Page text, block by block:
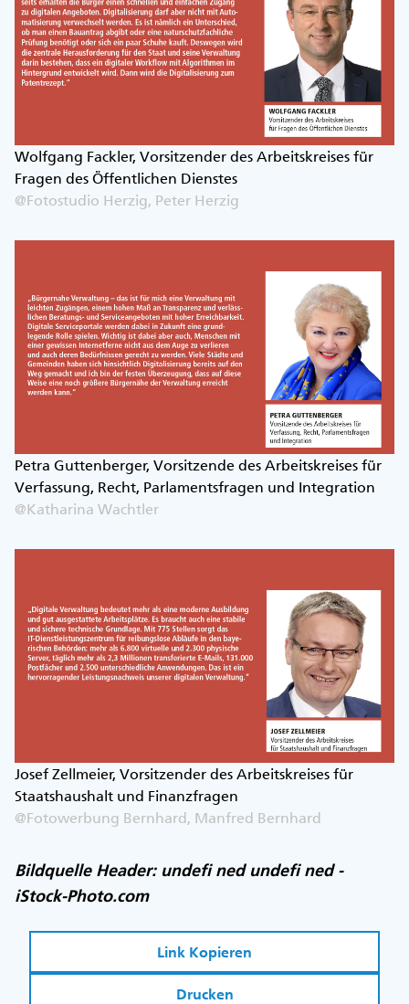
Wolfgang Fackler, Vorsitzender des Arbeitskreises für
Fragen des Öffentlichen Dienstes
@Fotostudio Herzig, Peter Herzig
Petra Guttenberger, Vorsitzende des Arbeitskreises für
Verfassung, Recht, Parlamentsfragen und Integration
@Katharina Wachtler
Josef Zellmeier, Vorsitzender des Arbeitskreises für
Staatshaushalt und Finanzfragen
@Fotowerbung Bernhard, Manfred Bernhard
Bildquelle Header: undefi ned undefi ned -
iStock-Photo.com
Link Kopieren
Drucken